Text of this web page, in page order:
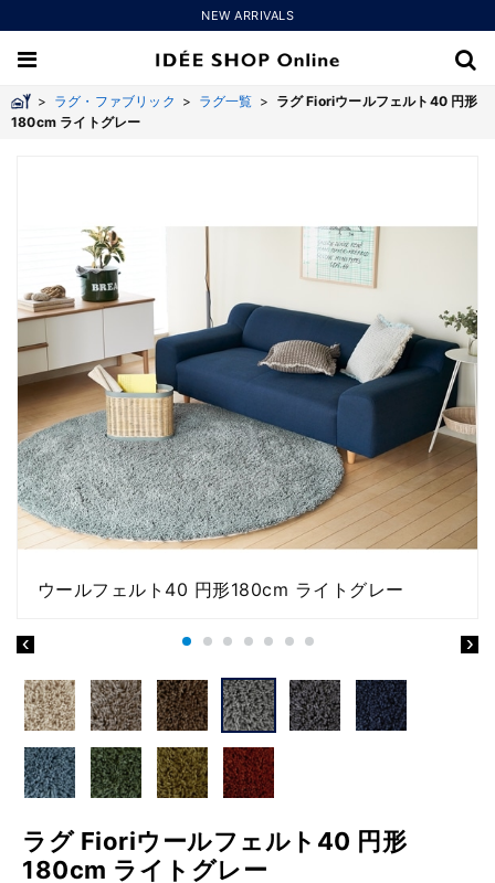
NEW ARRIVALS
> ラグ・ファブリック > ラグ一覧 > ラグ Fioriウールフェルト40 円形
180cm ライトグレー
ウールフェルト40 円形180cm ライトグレー
ラグ Fioriウールフェルト40 円形
180cm ライトグレー